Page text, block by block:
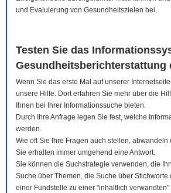
und Evaluierung von Gesundheitszielen bei.
Testen Sie das
Gesundheitsberichterstattung
Wenn Sie das erste Mal auf unserer
unsere Hilfe. Dort erfahren Sie mehr über die
Ihnen bei Ihrer Informationssuche bieten.
Durch Ihre Anfrage legen Sie fest, welche
werden.
Wie oft Sie Ihre Fragen auch stellen,
Sie erhalten immer umgehend eine Antwort.
Sie können die Suchstrategie verwenden, die
Suche über Themen, die Suche über Stichworte
einer Fundstelle zu einer "inhaltlich